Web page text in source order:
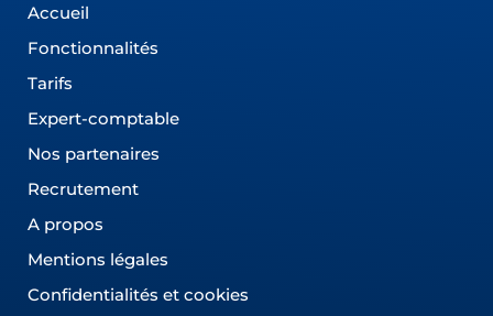
Accueil
Fonctionnalités
Tarifs
Expert-comptable
Nos partenaires
Recrutement
A propos
Mentions légales
Confidentialités et cookies